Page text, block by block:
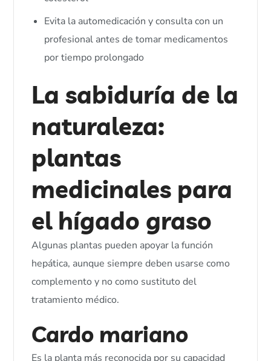
Evita la automedicación y consulta con un
profesional antes de tomar medicamentos
por tiempo prolongado
La sabiduría de la
naturaleza:
plantas
medicinales para
el hígado graso
Algunas plantas pueden apoyar la función
hepática, aunque siempre deben usarse como
complemento y no como sustituto del
tratamiento médico.
Cardo mariano
Es la planta más reconocida por su capacidad